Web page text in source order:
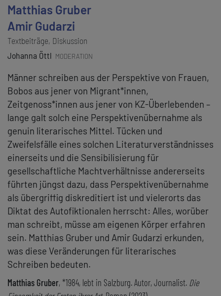
Matthias Gruber
Amir Gudarzi
Textbeiträge, Diskussion
Johanna Öttl MODERATION
Männer schreiben aus der Perspektive von Frauen,
Bobos aus jener von Migrant*innen,
Zeitgenoss*innen aus jener von KZ-Überlebenden –
lange galt solch eine Perspektivenübernahme als
genuin literarisches Mittel. Tücken und
Zweifelsfälle eines solchen Literaturverständnisses
einerseits und die Sensibilisierung für
gesellschaftliche Machtverhältnisse andererseits
führten jüngst dazu, dass Perspektivenübernahme
als übergriffig diskreditiert ist und vielerorts das
Diktat des Autofiktionalen herrscht: Alles, worüber
man schreibt, müsse am eigenen Körper erfahren
sein. Matthias Gruber und Amir Gudarzi erkunden,
was diese Veränderungen für literarisches
Schreiben bedeuten.
Matthias Gruber, *1984, lebt in Salzburg. Autor, Journalist. Die